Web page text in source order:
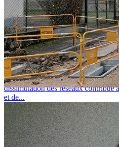
L'actualité des réseaux-secs
lundi 20 juillet 2026
APPEL À PROJETS
ENTERRER LES RÉSEAUX :
dissimulation des réseaux contribue
et de...